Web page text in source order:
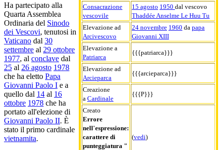
Consacrazione
vescovile
15 agosto 1950 dal vescovo
Thaddée Anselme Le Huu Tu
Elevazione ad
Arcivescovo
24 novembre 1960 da papa
Giovanni XIII
Elevazione a
Patriarca
{{{patriarca}}}
Elevazione ad
Arcieparca
{{{arcieparca}}}
Creazione
a Cardinale
{{{P}}}
Creato
Errore
nell'espressione:
carattere di
punteggiatura "
(vedi)
Ha partecipato alla
Quarta Assemblea
Ordinaria del Sinodo
dei Vescovi, tenutosi in
Vaticano dal 30
settembre al 29 ottobre
1977, al conclave dal
25 al 26 agosto 1978
che ha eletto Papa
Giovanni Paolo I e a
quello dal 14 al 16
ottobre 1978 che ha
portato all'elezione di
Giovanni Paolo II. È
stato il primo cardinale
vietnamita.